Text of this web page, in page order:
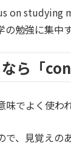
on studying
勉強に集中
ら「
でよく使わ
、見覚えの